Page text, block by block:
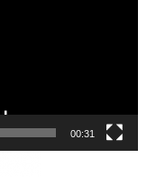
00:31